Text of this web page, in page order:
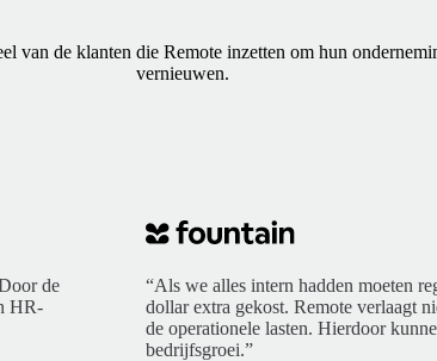
van de klanten die Remote inzetten om hun
vernieuwen.
de
HR-
“Als we alles intern hadden moeten
dollar extra gekost. Remote verlaagt
de operationele lasten. Hierdoor
bedrijfsgroei.”